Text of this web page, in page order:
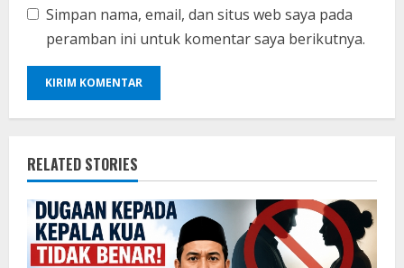
Simpan nama, email, dan situs web saya pada
peramban ini untuk komentar saya berikutnya.
RELATED STORIES